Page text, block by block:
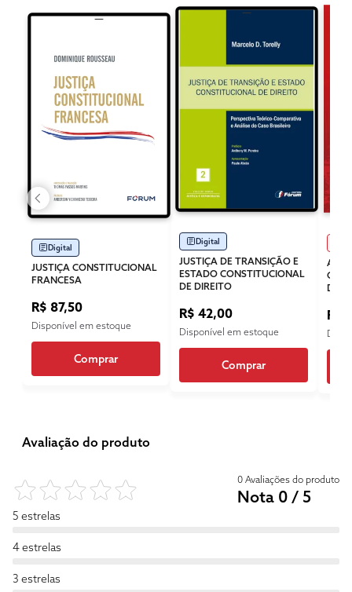
Digital
JUSTIÇA CONSTITUCIONAL
FRANCESA
R$ 87,50
Disponível em estoque
Comprar
Digital
JUSTIÇA DE TRANSIÇÃO E
ESTADO CONSTITUCIONAL
DE DIREITO
R$ 42,00
Disponível em estoque
Comprar
A
R$
Avaliação do produto
0 Avaliações do produto
Nota 0 / 5
5 estrelas
4 estrelas
3 estrelas